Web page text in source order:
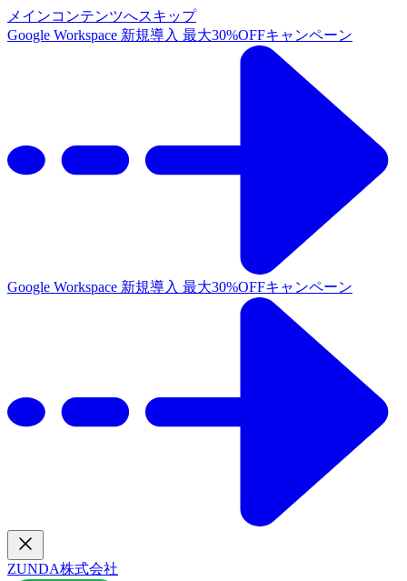
メインコンテンツへスキップ
Google Workspace 新規導入 最大30%OFFキャンペーン
Google Workspace 新規導入 最大30%OFFキャンペーン
ZUNDA株式会社